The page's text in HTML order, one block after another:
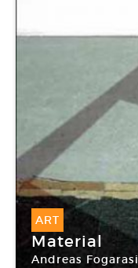
ART
Material
Andreas Fogarasi